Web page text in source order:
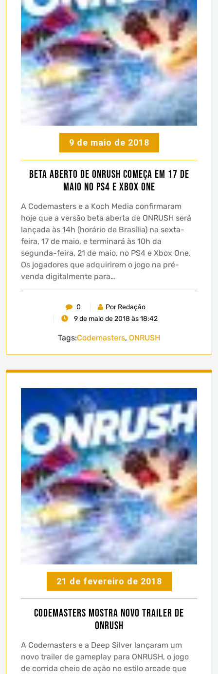
9 de maio de 2018
Beta aberto de ONRUSH começa em 17 de
Maio no PS4 e Xbox One
A Codemasters e a Koch Media confirmaram
hoje que a versão beta aberta de ONRUSH será
lançada às 14h (horário de Brasília) na sexta-
feira, 17 de maio, e terminará às 10h da
segunda-feira, 21 de maio, no PS4 e Xbox One.
Os jogadores que adquirirem o jogo na pré-
venda digitalmente para…
0
Por Redação
9 de maio de 2018 às 18:42
Tags:Codemasters, ONRUSH
21 de fevereiro de 2018
Codemasters mostra novo trailer de
ONRUSH
A Codemasters e a Deep Silver lançaram um
novo trailer de gameplay para ONRUSH, o jogo
de corrida cheio de ação no estilo arcade que